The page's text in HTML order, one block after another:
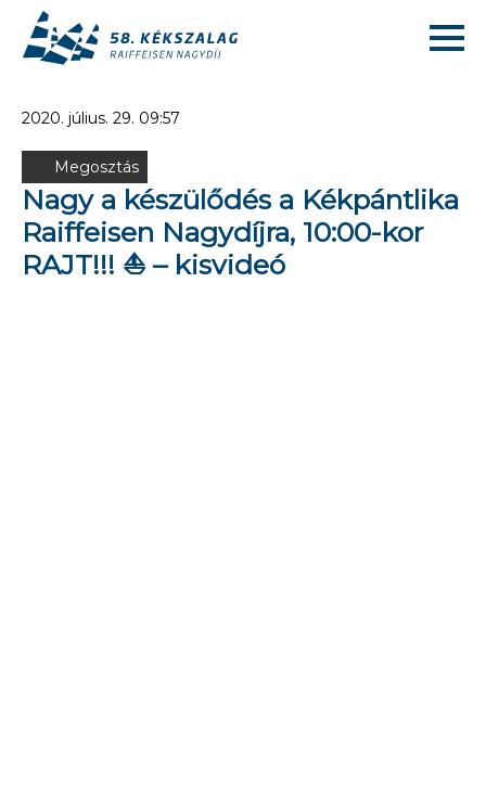
2020. július. 29. 09:57
Megosztás
Nagy a készülődés a Kékpántlika
Raiffeisen Nagydíjra, 10:00-kor
RAJT!!! ⛵ – kisvideó